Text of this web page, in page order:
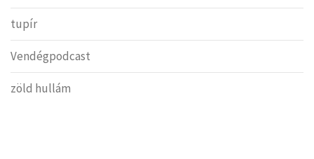
tupír
Vendégpodcast
zöld hullám